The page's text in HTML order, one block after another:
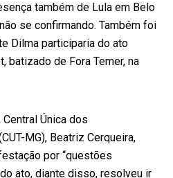
também de Lula em Belo
se confirmando. Também foi
Dilma participaria do ato
batizado de Fora Temer, na
Única dos
MG), Beatriz Cerqueira,
por “questões
ato, diante disso, resolveu ir